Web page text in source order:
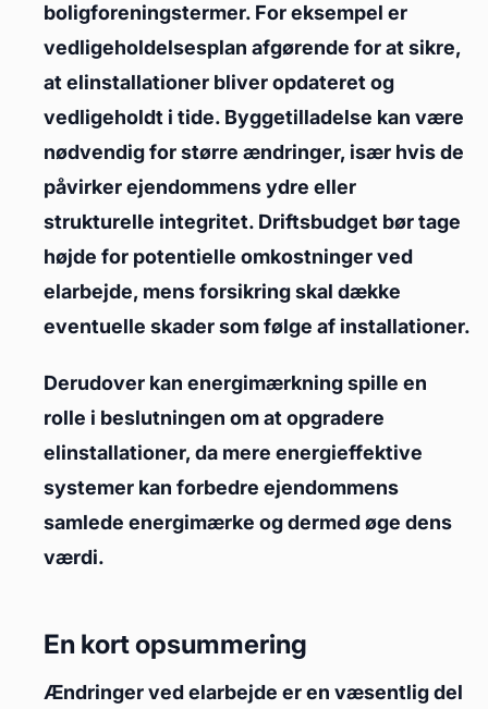
boligforeningstermer. For eksempel er
vedligeholdelsesplan afgørende for at sikre,
at elinstallationer bliver opdateret og
vedligeholdt i tide. Byggetilladelse kan være
nødvendig for større ændringer, især hvis de
påvirker ejendommens ydre eller
strukturelle integritet. Driftsbudget bør tage
højde for potentielle omkostninger ved
elarbejde, mens forsikring skal dække
eventuelle skader som følge af installationer.
Derudover kan energimærkning spille en
rolle i beslutningen om at opgradere
elinstallationer, da mere energieffektive
systemer kan forbedre ejendommens
samlede energimærke og dermed øge dens
værdi.
En kort opsummering
Ændringer ved elarbejde er en væsentlig del